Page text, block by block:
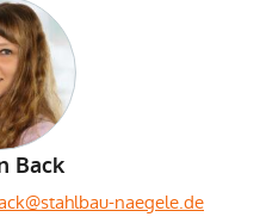
Back
naegele.de